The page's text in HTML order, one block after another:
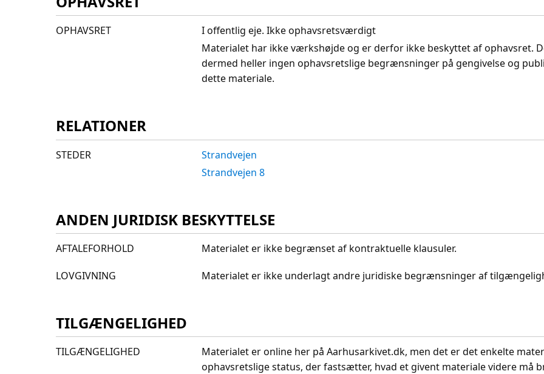
OPHAVSRET
I offentlig eje. Ikke ophavsretsværdigt
Materialet har ikke værkshøjde og er derfor ikke beskyttet af ophavsret.
dermed heller ingen ophavsretslige begrænsninger på gengivelse og
dette materiale.
RELATIONER
STEDER
Strandvejen
Strandvejen 8
ANDEN JURIDISK BESKYTTELSE
AFTALEFORHOLD Materialet er ikke begrænset af kontraktuelle klausuler.
LOVGIVNING Materialet er ikke underlagt andre juridiske begrænsninger af
TILGÆNGELIGHED
TILGÆNGELIGHED
Materialet er online her på Aarhusarkivet.dk, men det er det enkelte
ophavsretslige status, der fastsætter, hvad et givent materiale videre må